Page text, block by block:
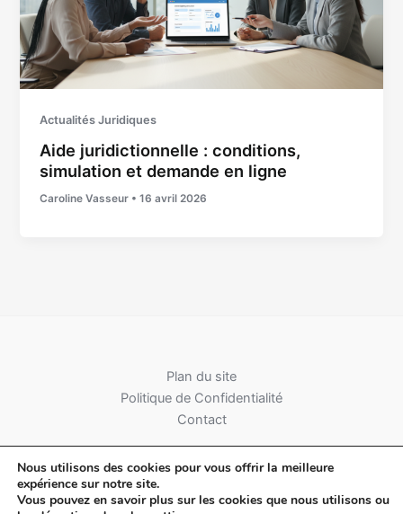
Actualités Juridiques
Aide juridictionnelle : conditions,
simulation et demande en ligne
Caroline Vasseur •16 avril 2026
Plan du site
Politique de Confidentialité
Contact
Nous utilisons des cookies pour vous offrir la meilleure
expérience sur notre site.
Vous pouvez en savoir plus sur les cookies que nous utilisons ou